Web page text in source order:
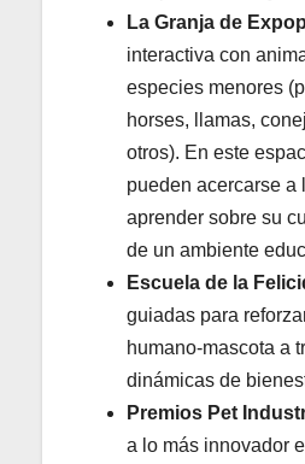
La Granja de
interactiva con
especies menores
horses, llamas,
otros). En este
pueden acercarse a
aprender sobre su
de un ambiente
Escuela de la
guiadas para
humano‑mascota a
dinámicas de
Premios Pet
a lo más innovador